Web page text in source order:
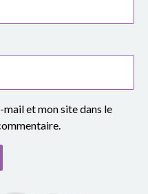
et mon site dans le